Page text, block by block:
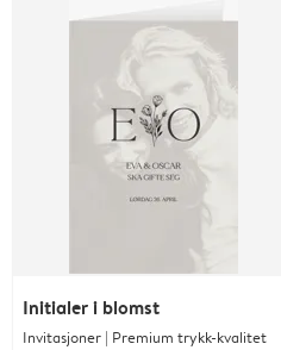
Initialer i blomst
Invitasjoner | Premium trykk-kvalitet